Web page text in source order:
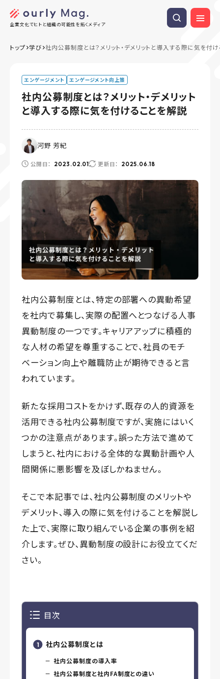
企業文化でヒトと組織の可能性を拓くメディア
トップ 学び 社内公募制度とは？メリット・デメリットと導入する際に気を付
エンゲージメント エンゲージメント向上策
社内公募制度とは？メリット・デメリット
と導入する際に気を付けることを解説
河野 芳紀
公開日： 2023.02.01 更新日： 2025.06.18
社内公募制度とは、特定の部署への異動希望
を社内で募集し、実際の配置へとつなげる人事
異動制度の一つです。キャリアアップに積極的
な人材の希望を尊重することで、社員のモチ
ベーション向上や離職防止が期待できると言
われています。
新たな採用コストをかけず、既存の人的資源を
活用できる社内公募制度ですが、実施にはいく
つかの注意点があります。誤った方法で進めて
しまうと、社内における全体的な異動計画や人
間関係に悪影響を及ぼしかねません。
そこで本記事では、社内公募制度のメリットや
デメリット、導入の際に気を付けることを解説し
た上で、実際に取り組んでいる企業の事例を紹
介します。ぜひ、異動制度の設計にお役立てくだ
さい。
目次
社内公募制度とは
社内公募制度の導入率
社内公募制度と社内FA制度との違い